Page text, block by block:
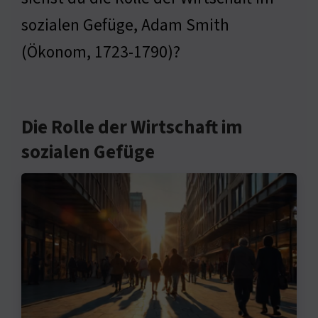
sozialen Gefüge, Adam Smith
(Ökonom, 1723-1790)?
Die Rolle der Wirtschaft im
sozialen Gefüge